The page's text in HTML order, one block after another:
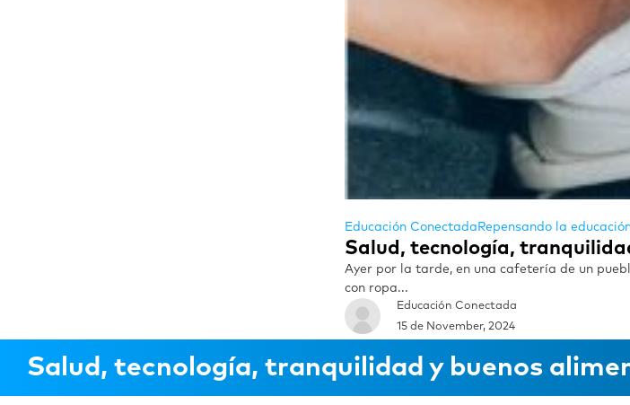
Educación Conectada Repensando la
Salud, tecnología,
Ayer por la tarde, en una cafetería de un
con ropa...
Educación Conectada
15 de November, 2024
Salud, tecnología, tranquilidad y buenos